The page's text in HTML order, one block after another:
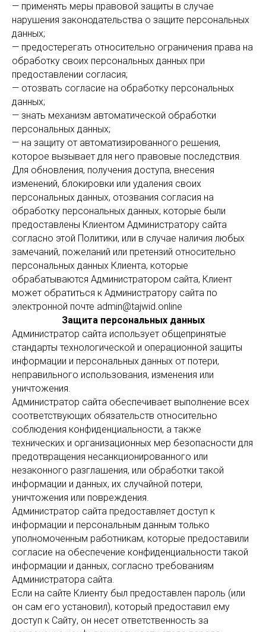
— применять меры правовой защиты в случае
нарушения законодательства о защите персональных
данных;
— предостерегать относительно ограничения права на
обработку своих персональных данных при
предоставлении согласия;
— отозвать согласие на обработку персональных
данных;
— знать механизм автоматической обработки
персональных данных;
— на защиту от автоматизированного решения,
которое вызывает для него правовые последствия.
Для обновления, получения доступа, внесения
изменений, блокировки или удаления своих
персональных данных, отозвания согласия на
обработку персональных данных, которые были
предоставлены Клиентом Администратору сайта
согласно этой Политики, или в случае наличия любых
замечаний, пожеланий или претензий относительно
персональных данных Клиента, которые
обрабатываются Администратором сайта, Клиент
может обратиться к Администратору сайта по
электронной почте admin@tajwid.online
Защита персональных данных
Администратор сайта использует общепринятые
стандарты технологической и операционной защиты
информации и персональных данных от потери,
неправильного использования, изменения или
уничтожения.
Администратор сайта обеспечивает выполнение всех
соответствующих обязательств относительно
соблюдения конфиденциальности, а также
технических и организационных мер безопасности для
предотвращения несанкционированного или
незаконного разглашения, или обработки такой
информации и данных, их случайной потери,
уничтожения или повреждения.
Администратор сайта предоставляет доступ к
информации и персональным данным только
уполномоченным работникам, которые предоставили
согласие на обеспечение конфиденциальности такой
информации и данных, согласно требованиям
Администратора сайта.
Если на сайте Клиенту был предоставлен пароль (или
он сам его установил), который предоставил ему
доступ к Сайту, он несет ответственность за